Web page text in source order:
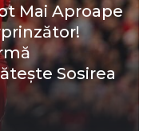
Mai Aproape
Sosirea